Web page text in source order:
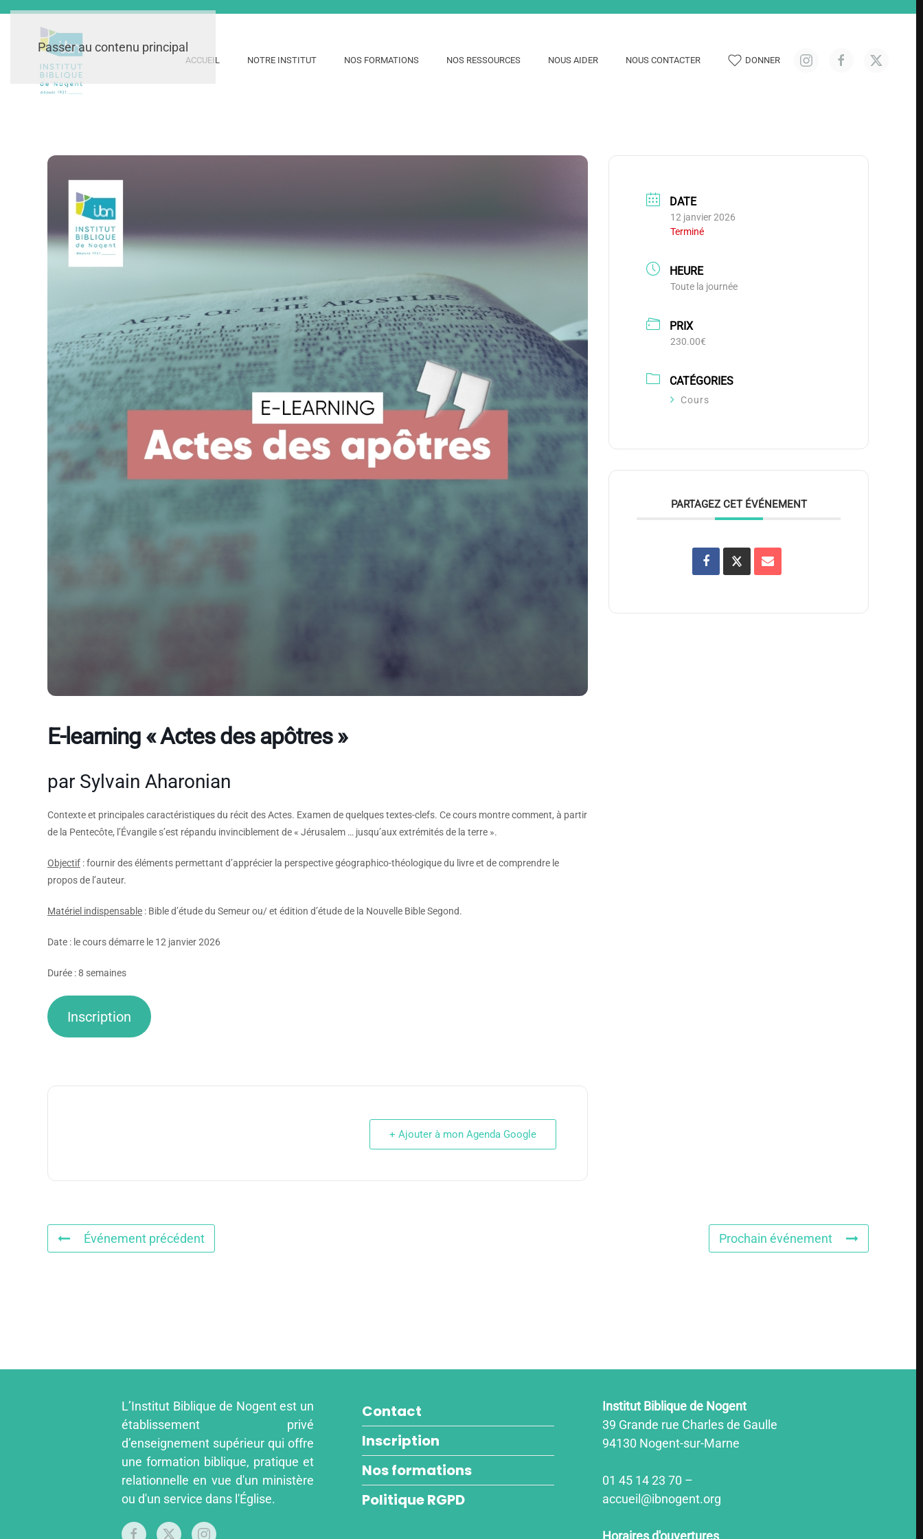
Passer au contenu principal
ACCUEIL NOTRE INSTITUT NOS FORMATIONS NOS RESSOURCES NOUS AIDER NOUS CONTACTER DONNER
E-learning « Actes des apôtres »
par Sylvain Aharonian
Contexte et principales caractéristiques du récit des Actes. Examen de quelques textes-clefs. Ce cours montre comment, à partir
de la Pentecôte, l’Évangile s’est répandu invinciblement de « Jérusalem … jusqu’aux extrémités de la terre ».
Objectif : fournir des éléments permettant d’apprécier la perspective géographico-théologique du livre et de comprendre le
propos de l’auteur.
Matériel indispensable : Bible d’étude du Semeur ou/ et édition d’étude de la Nouvelle Bible Segond.
Date : le cours démarre le 12 janvier 2026
Durée : 8 semaines
Inscription
+ Ajouter à mon Agenda Google
DATE
12 janvier 2026
Terminé
HEURE
Toute la journée
PRIX
230.00€
CATÉGORIES
Cours
PARTAGEZ CET ÉVÉNEMENT
Événement précédent Prochain événement
L’Institut Biblique de Nogent est un
établissement privé
d’enseignement supérieur qui offre
une formation biblique, pratique et
relationnelle en vue d'un ministère
ou d'un service dans l'Église.
Contact
Inscription
Nos formations
Politique RGPD
Institut Biblique de Nogent
39 Grande rue Charles de Gaulle
94130 Nogent-sur-Marne
01 45 14 23 70 –
accueil@ibnogent.org
Horaires d'ouvertures